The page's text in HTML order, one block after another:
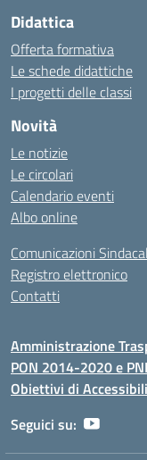
Didattica
Offerta formativa
Le schede didattiche
I progetti delle classi
Novità
Le notizie
Le circolari
Calendario eventi
Albo online
Comunicazioni
Registro elettronico
Contatti
Amministrazione
PON 2014-2020 e
Obiettivi di
Seguici su: